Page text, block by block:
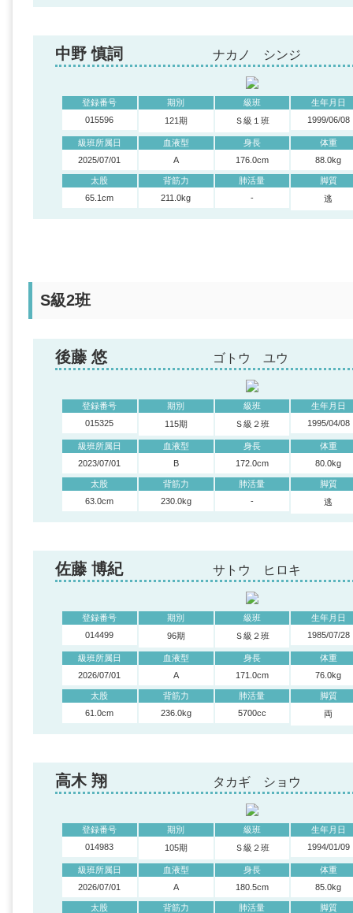
中野 慎詞 ナカノ シンジ
登録番号
015596
期別
121期
級班
Ｓ級１班
生年月日
1999/06/08
級班所属日
2025/07/01
血液型
A
身長
176.0cm
体重
88.0kg
太股
65.1cm
背筋力
211.0kg
肺活量
-
脚質
逃
S級2班
後藤 悠 ゴトウ ユウ
登録番号
015325
期別
115期
級班
Ｓ級２班
生年月日
1995/04/08
級班所属日
2023/07/01
血液型
B
身長
172.0cm
体重
80.0kg
太股
63.0cm
背筋力
230.0kg
肺活量
-
脚質
逃
佐藤 博紀 サトウ ヒロキ
登録番号
014499
期別
96期
級班
Ｓ級２班
生年月日
1985/07/28
級班所属日
2026/07/01
血液型
A
身長
171.0cm
体重
76.0kg
太股
61.0cm
背筋力
236.0kg
肺活量
5700cc
脚質
両
高木 翔 タカギ ショウ
登録番号
014983
期別
105期
級班
Ｓ級２班
生年月日
1994/01/09
級班所属日
2026/07/01
血液型
A
身長
180.5cm
体重
85.0kg
太股
背筋力
肺活量
脚質